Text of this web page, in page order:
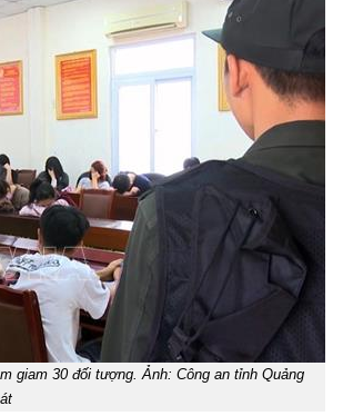
giam 30 đối tượng. Ảnh: Công an tỉnh Quảng